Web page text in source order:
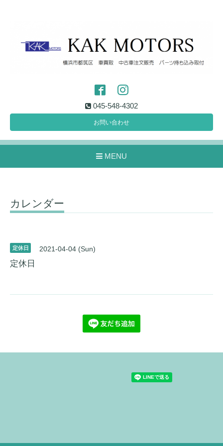
045-548-4302
お問い合わせ
MENU
カレンダー
定休日 2021-04-04 (Sun)
定休日